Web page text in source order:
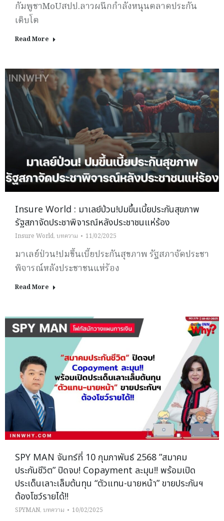
กัมพูชาMoUสปป.ลาวผนึกกำลังหนุนตลาดประกัน
เติบโต
Read More
Insure World : มาเลย์ป่วน!ปมขึ้นเบี้ยประกันสุขภาพ
รัฐสภาจัดประชาพิจารณ์หลังประชาชนแห่ร้อง
Insure World, บทความ 11/02/2025
มาเลย์ป่วน!ปมขึ้นเบี้ยประกันสุขภาพ รัฐสภาจัดประชา
พิจารณ์หลังประชาชนแห่ร้อง
Read More
SPY MAN จันทร์ที่ 10 กุมภาพันธ์ 2568 ”สมาคม
ประกันชีวิต” ปิดจบ! Copayment ละมุน!! พร้อมเปิด
ประเด็นเลาะเล็มต้นทุน “ตัวแทน-นายหน้า” ขายประกันฯ
ต้องโชว์รายได้!!
SPYMAN, บทความ 10/02/2025